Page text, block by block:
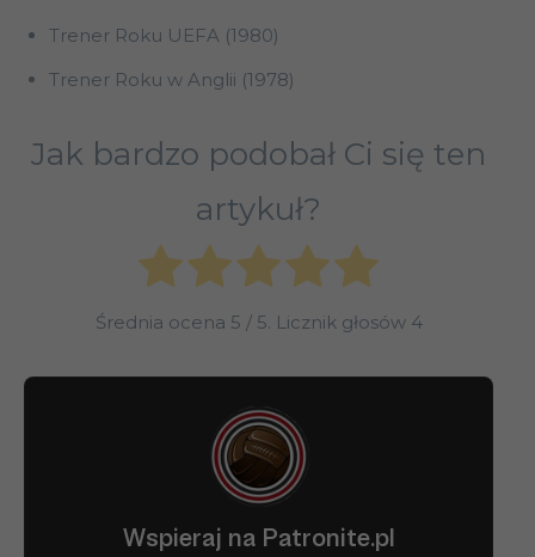
Trener Roku UEFA (1980)
Trener Roku w Anglii (1978)
Jak bardzo podobał Ci się ten
artykuł?
Średnia ocena 5 / 5. Licznik głosów 4